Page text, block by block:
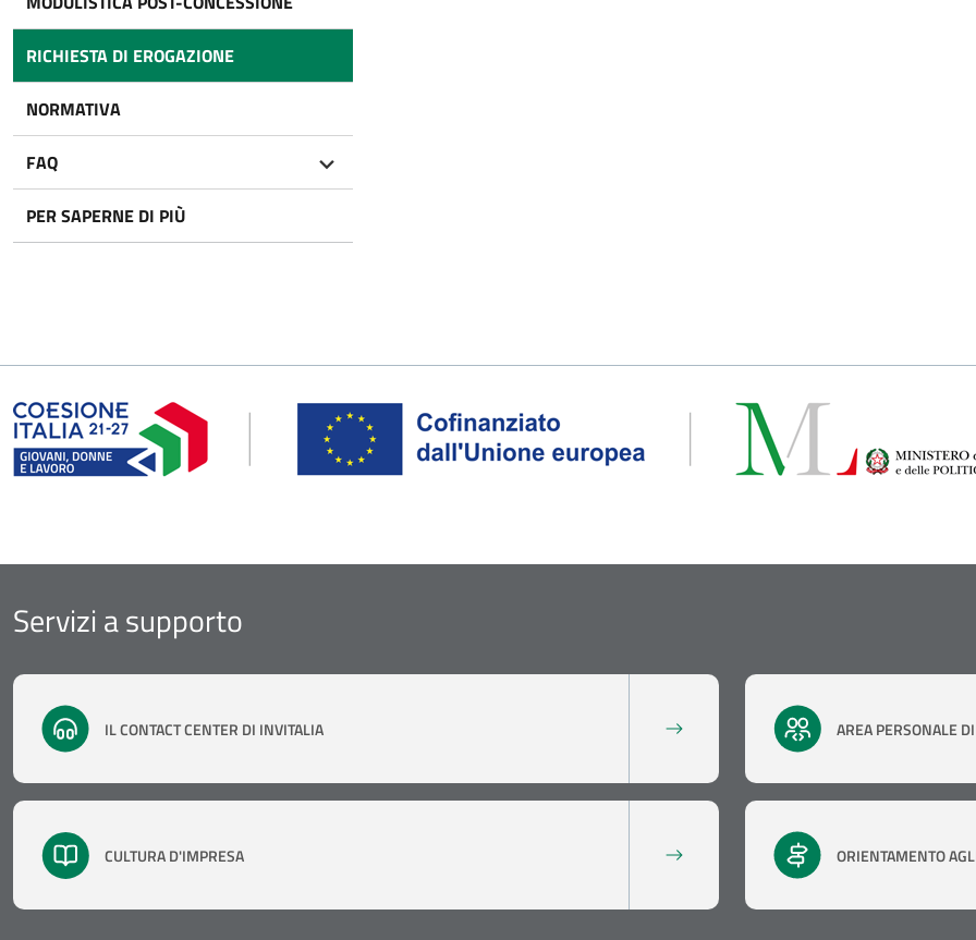
RICHIESTA DI EROGAZIONE
NORMATIVA
FAQ
PER SAPERNE DI PIÙ
Servizi a supporto
IL CONTACT CENTER DI INVITALIA AREA PERSONALE
CULTURA D'IMPRESA ORIENTAMENTO